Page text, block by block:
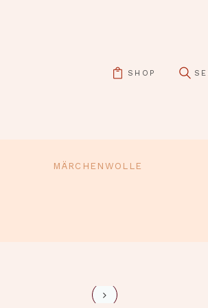
SHOP
MÄRCHENWOLLE
schuhchen-1